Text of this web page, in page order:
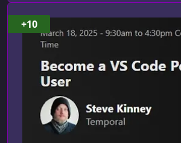
разработка с TypeScript
синхронизировать типы по
React-компонентов до Node.js
данных. Такой подход помогает
классов
+10